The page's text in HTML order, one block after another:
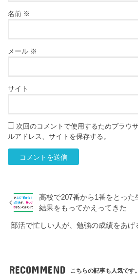
名前 ※
メール ※
サイト
次回のコメントで使用するためブラウ
ルアドレス、サイトを保存する。
高校で207番から1番をとった
結果をもってかえってきた
部活で忙しい人が、勉強の成績をあげ
RECOMMEND こちらの記事も人気です。